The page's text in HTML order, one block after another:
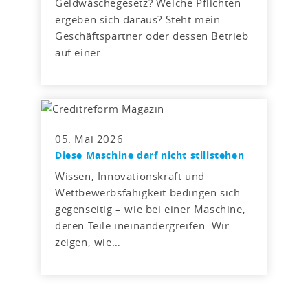
ergeben sich daraus? Steht mein
Geschäftspartner oder dessen Betrieb
auf einer…
05. Mai 2026
Diese Maschine darf nicht stillstehen
Wissen, Innovationskraft und
Wettbewerbsfähigkeit bedingen sich
gegenseitig – wie bei einer Maschine,
deren Teile ineinandergreifen. Wir
zeigen, wie…